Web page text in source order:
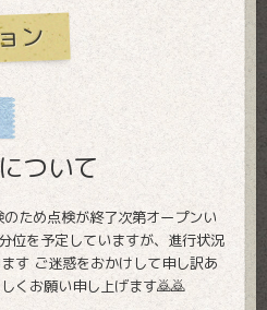
ン
ついて
ため点検が終了次第オープンい
位を予定していますが、進行状況
す ご迷惑をおかけして申し訳あ
くお願い申し上げます🙇🙇